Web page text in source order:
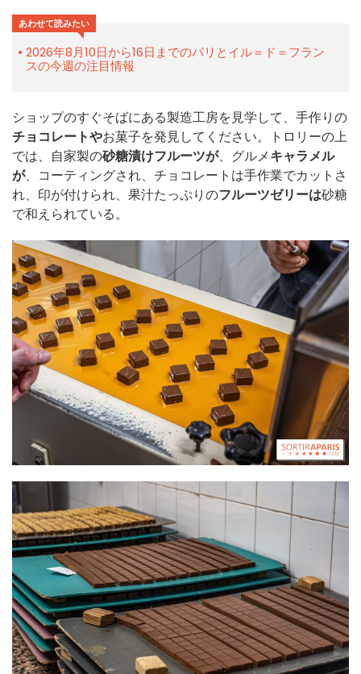
あわせて読みたい
2026年8月10日から16日までのパリとイル＝ド＝フラン
スの今週の注目情報
ショップのすぐそばにある製造工房を見学して、手作りの
チョコレートやお菓子を発見してください。トロリーの上
では、自家製の砂糖漬けフルーツが、グルメキャラメル
が、コーティングされ、チョコレートは手作業でカットさ
れ、印が付けられ、果汁たっぷりのフルーツゼリーは砂糖
で和えられている。